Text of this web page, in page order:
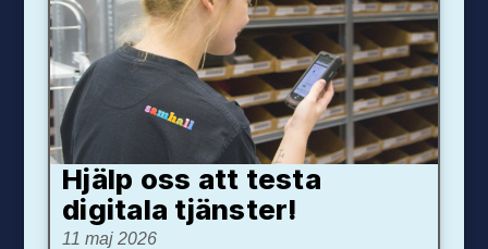
Hjälp oss att testa
digitala tjänster!
11 maj 2026